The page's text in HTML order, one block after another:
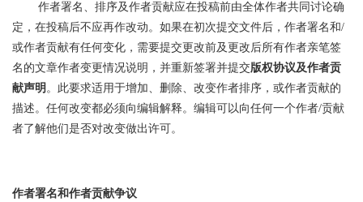
作者署名、排序及作者贡献应在投稿前由全体作者共同讨论确
定，在投稿后不应再作改动。如果在初次提交文件后，作者署名和/
或作者贡献有任何变化，需要提交更改前及更改后所有作者亲笔签
名的文章作者变更情况说明，并重新签署并提交版权协议及作者贡
献声明。此要求适用于增加、删除、改变作者排序，或作者贡献的
描述。任何改变都必须向编辑解释。编辑可以向任何一个作者/贡献
者了解他们是否对改变做出许可。
作者署名和作者贡献争议